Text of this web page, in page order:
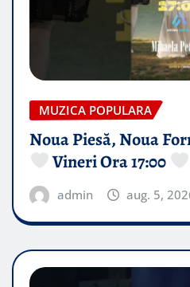
MUZICA POPULARA
Noua Piesă, Noua
Vineri Ora 17:00
admin aug. 5,